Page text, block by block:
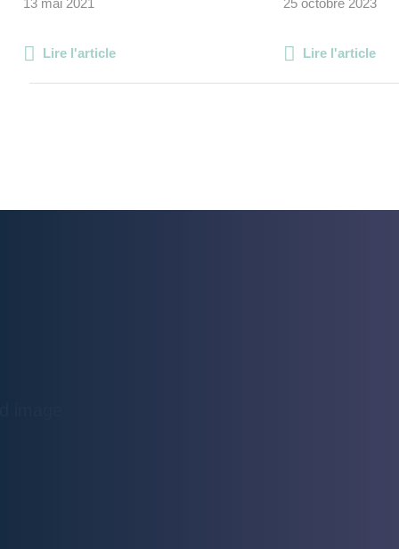
13 mai 2021
Lire l'article
25 octobre 2023
Lire l'article